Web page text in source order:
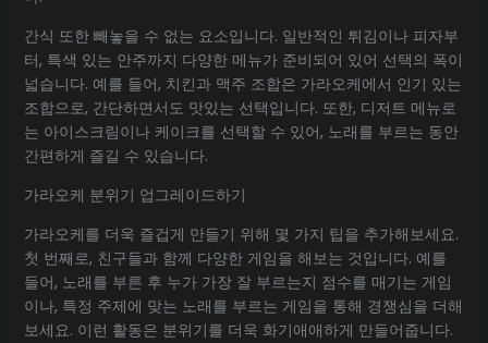
간식 또한 빼놓을 수 없는 요소입니다. 일반적인 튀김이나 피자부
터, 특색 있는 안주까지 다양한 메뉴가 준비되어 있어 선택의 폭이
넓습니다. 예를 들어, 치킨과 맥주 조합은 가라오케에서 인기 있는
조합으로, 간단하면서도 맛있는 선택입니다. 또한, 디저트 메뉴로
는 아이스크림이나 케이크를 선택할 수 있어, 노래를 부르는 동안
간편하게 즐길 수 있습니다.
가라오케 분위기 업그레이드하기
가라오케를 더욱 즐겁게 만들기 위해 몇 가지 팁을 추가해보세요.
첫 번째로, 친구들과 함께 다양한 게임을 해보는 것입니다. 예를
들어, 노래를 부른 후 누가 가장 잘 부르는지 점수를 매기는 게임
이나, 특정 주제에 맞는 노래를 부르는 게임을 통해 경쟁심을 더해
보세요. 이런 활동은 분위기를 더욱 화기애애하게 만들어줍니다.